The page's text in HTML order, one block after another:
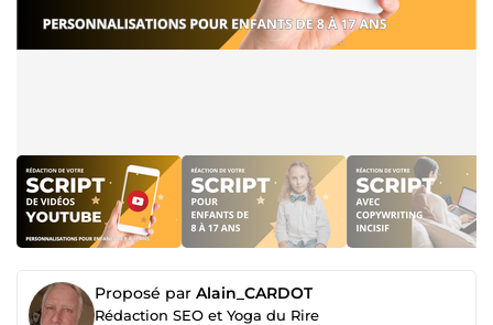
Proposé par Alain_CARDOT
Rédaction SEO et Yoga du Rire